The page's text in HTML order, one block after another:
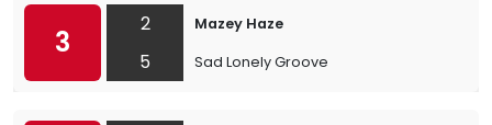
3
2
5
Mazey Haze
Sad Lonely Groove